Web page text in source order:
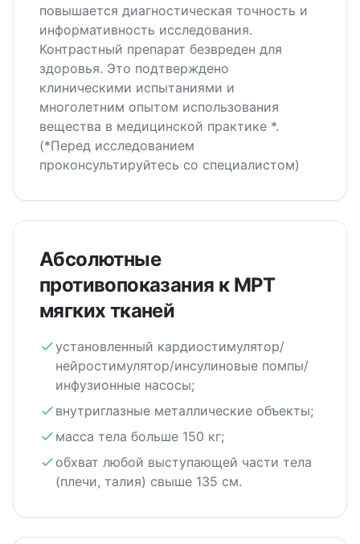
повышается диагностическая точность и
информативность исследования.
Контрастный препарат безвреден для
здоровья. Это подтверждено
клиническими испытаниями и
многолетним опытом использования
вещества в медицинской практике *.
(*Перед исследованием
проконсультируйтесь со специалистом)
Абсолютные
противопоказания к МРТ
мягких тканей
установленный кардиостимулятор/
нейростимулятор/инсулиновые помпы/
инфузионные насосы;
внутриглазные металлические объекты;
масса тела больше 150 кг;
обхват любой выступающей части тела
(плечи, талия) свыше 135 см.